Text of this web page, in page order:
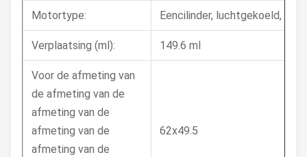
Motortype: Eencilinder, luchtgekoeld, 4-
Verplaatsing (ml): 149.6 ml
Voor de afmeting van
de afmeting van de
afmeting van de
afmeting van de
afmeting van de
62x49.5